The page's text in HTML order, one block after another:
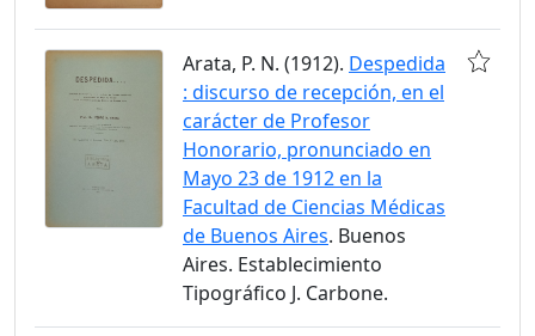
Arata, P. N. (1912). Despedida
: discurso de recepción, en el
carácter de Profesor
Honorario, pronunciado en
Mayo 23 de 1912 en la
Facultad de Ciencias Médicas
de Buenos Aires. Buenos
Aires. Establecimiento
Tipográfico J. Carbone.